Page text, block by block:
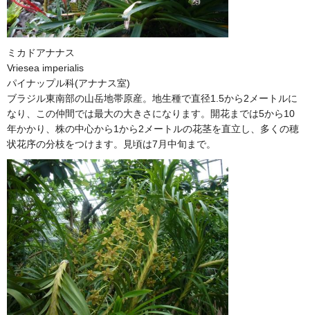
ミカドアナナス
Vriesea imperialis
パイナップル科(アナナス室)
ブラジル東南部の山岳地帯原産。地生種で直径1.5から2メートルに
なり、この仲間では最大の大きさになります。開花までは5から10
年かかり、株の中心から1から2メートルの花茎を直立し、多くの穂
状花序の分枝をつけます。見頃は7月中旬まで。